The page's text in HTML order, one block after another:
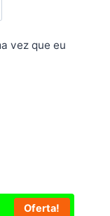
vez que eu
Oferta!